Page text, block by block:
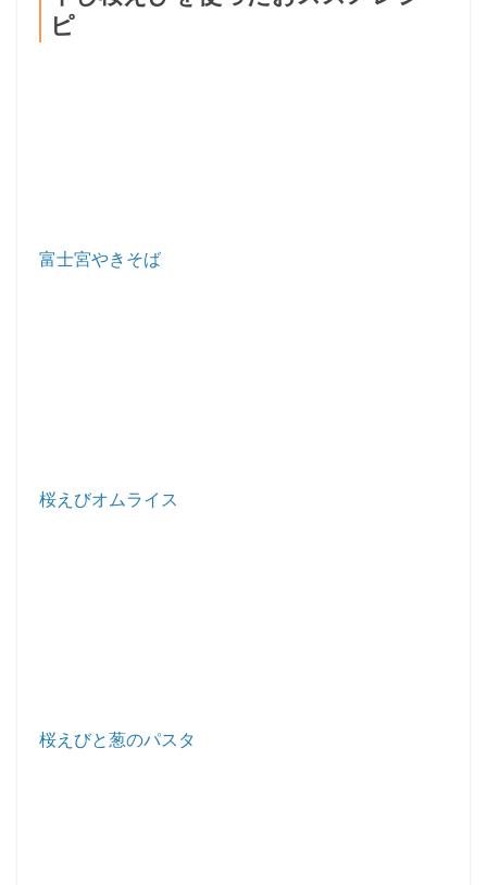
ピ
富士宮やきそば
桜えびオムライス
桜えびと葱のパスタ